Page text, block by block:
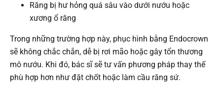
Răng bị hư hỏng quá sâu vào dưới nướu hoặc
xương ổ răng
Trong những trường hợp này, phục hình bằng Endocrown
sẽ không chắc chắn, dễ bị rơi mão hoặc gây tổn thương
mô nướu. Khi đó, bác sĩ sẽ tư vấn phương pháp thay thế
phù hợp hơn như đặt chốt hoặc làm cầu răng sứ.